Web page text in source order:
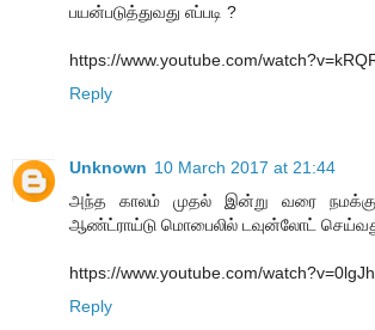
பயன்படுத்துவது எப்படி ?
https://www.youtube.com/
Reply
Unknown 10 March 2017 at 21:44
அந்த காலம் முதல் இன்று வரை நமக்கு
ஆண்ட்ராய்டு மொபைலில் டவுன்லோட் செய்வது
https://www.youtube.com/
Reply